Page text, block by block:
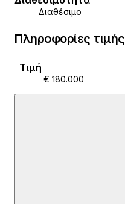
Διαθέσιμο
Πληροφορίες τιμής
Τιμή
€ 180.000